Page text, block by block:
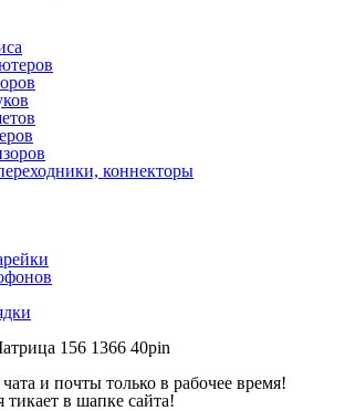
коннекторы
156 1366 40pin
и почты только в рабочее время!
в шапке сайта!